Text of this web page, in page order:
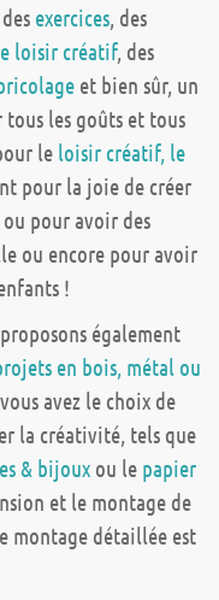
exercices, des
loisir créatif, des
et bien sûr, un
tous les goûts et tous
le loisir créatif, le
pour la joie de créer
pour avoir des
ou encore pour avoir
!
également
en bois, métal ou
avez le choix de
la créativité, tels que
& bijoux ou le papier
et le montage de
montage détaillée est